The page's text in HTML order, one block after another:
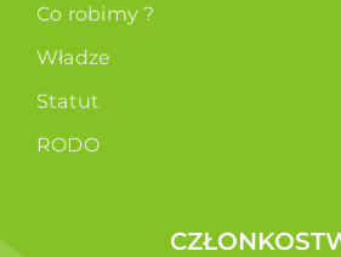
Co robimy ?
Władze
Statut
RODO